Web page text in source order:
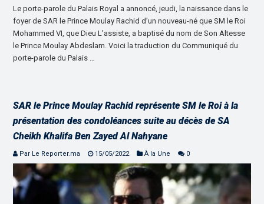
Le porte-parole du Palais Royal a annoncé, jeudi, la naissance dans le
foyer de SAR le Prince Moulay Rachid d’un nouveau-né que SM le Roi
Mohammed VI, que Dieu L’assiste, a baptisé du nom de Son Altesse
le Prince Moulay Abdeslam. Voici la traduction du Communiqué du
porte-parole du Palais …
SAR le Prince Moulay Rachid représente SM le Roi à la
présentation des condoléances suite au décès de SA
Cheikh Khalifa Ben Zayed Al Nahyane
Par Le Reporter.ma 15/05/2022 À la Une 0